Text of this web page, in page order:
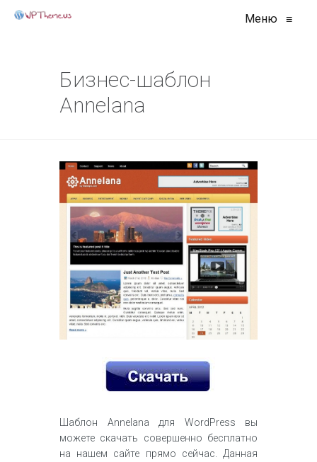
Меню ≡
Бизнес-шаблон
Annelana
Шаблон Annelana для WordPress вы
можете скачать совершенно бесплатно
на нашем сайте прямо сейчас. Данная